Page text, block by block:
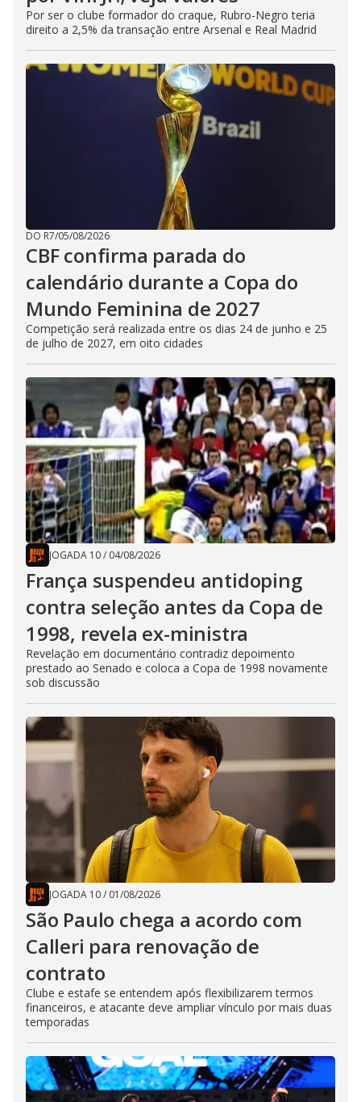
Por ser o clube formador do craque, Rubro-Negro teria
direito a 2,5% da transação entre Arsenal e Real Madrid
DO R7/05/08/2026
CBF confirma parada do
calendário durante a Copa do
Mundo Feminina de 2027
Competição será realizada entre os dias 24 de junho e 25
de julho de 2027, em oito cidades
JOGADA 10/ 04/08/2026
França suspendeu antidoping
contra seleção antes da Copa de
1998, revela ex-ministra
Revelação em documentário contradiz depoimento
prestado ao Senado e coloca a Copa de 1998 novamente
sob discussão
JOGADA 10/ 01/08/2026
São Paulo chega a acordo com
Calleri para renovação de
contrato
Clube e estafe se entendem após flexibilizarem termos
financeiros, e atacante deve ampliar vínculo por mais duas
temporadas